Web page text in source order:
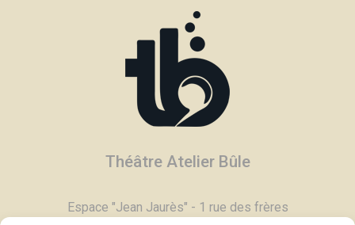
Théâtre Atelier Bûle
Espace "Jean Jaurès" - 1 rue des frères